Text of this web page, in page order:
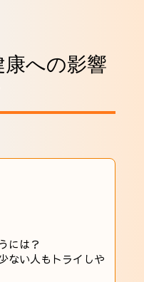
への影響
には？
ない人もトライしや